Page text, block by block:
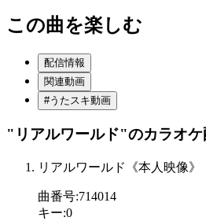
この曲を楽しむ
配信情報
関連動画
#うたスキ動画
"リアルワールド"のカラオ
リアルワールド《本人映像》
曲番号:714014
キー:0